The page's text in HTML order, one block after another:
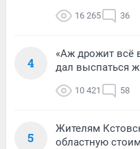
16 265 36
4
«Аж дрожит всё
дал выспаться
10 421 58
5
Жителям
областную